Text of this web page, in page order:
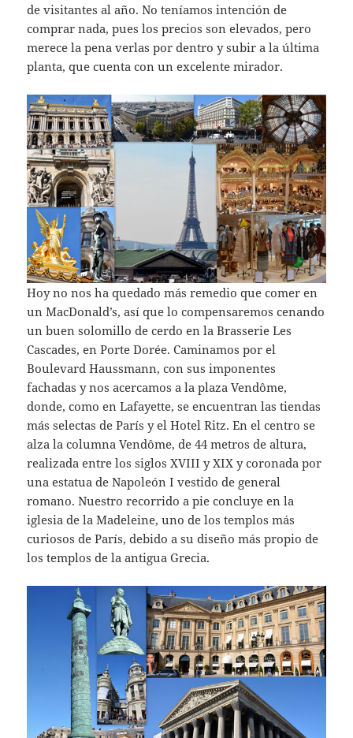
de visitantes al año. No teníamos intención de
comprar nada, pues los precios son elevados, pero
merece la pena verlas por dentro y subir a la última
planta, que cuenta con un excelente mirador.
Hoy no nos ha quedado más remedio que comer en
un MacDonald’s, así que lo compensaremos cenando
un buen solomillo de cerdo en la Brasserie Les
Cascades, en Porte Dorée. Caminamos por el
Boulevard Haussmann, con sus imponentes
fachadas y nos acercamos a la plaza Vendôme,
donde, como en Lafayette, se encuentran las tiendas
más selectas de París y el Hotel Ritz. En el centro se
alza la columna Vendôme, de 44 metros de altura,
realizada entre los siglos XVIII y XIX y coronada por
una estatua de Napoleón I vestido de general
romano. Nuestro recorrido a pie concluye en la
iglesia de la Madeleine, uno de los templos más
curiosos de París, debido a su diseño más propio de
los templos de la antigua Grecia.